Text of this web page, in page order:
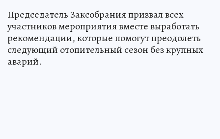
Председатель Заксобрания призвал всех
участников мероприятия вместе выработать
рекомендации, которые помогут преодолеть
следующий отопительный сезон без крупных
аварий.